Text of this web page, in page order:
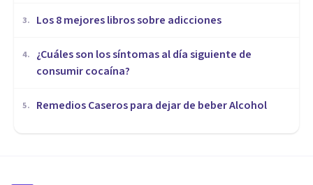
3. Los 8 mejores libros sobre adicciones
4.
¿Cuáles son los síntomas al día siguiente de
consumir cocaína?
5. Remedios Caseros para dejar de beber Alcohol
Krokodil: los terribles efectos